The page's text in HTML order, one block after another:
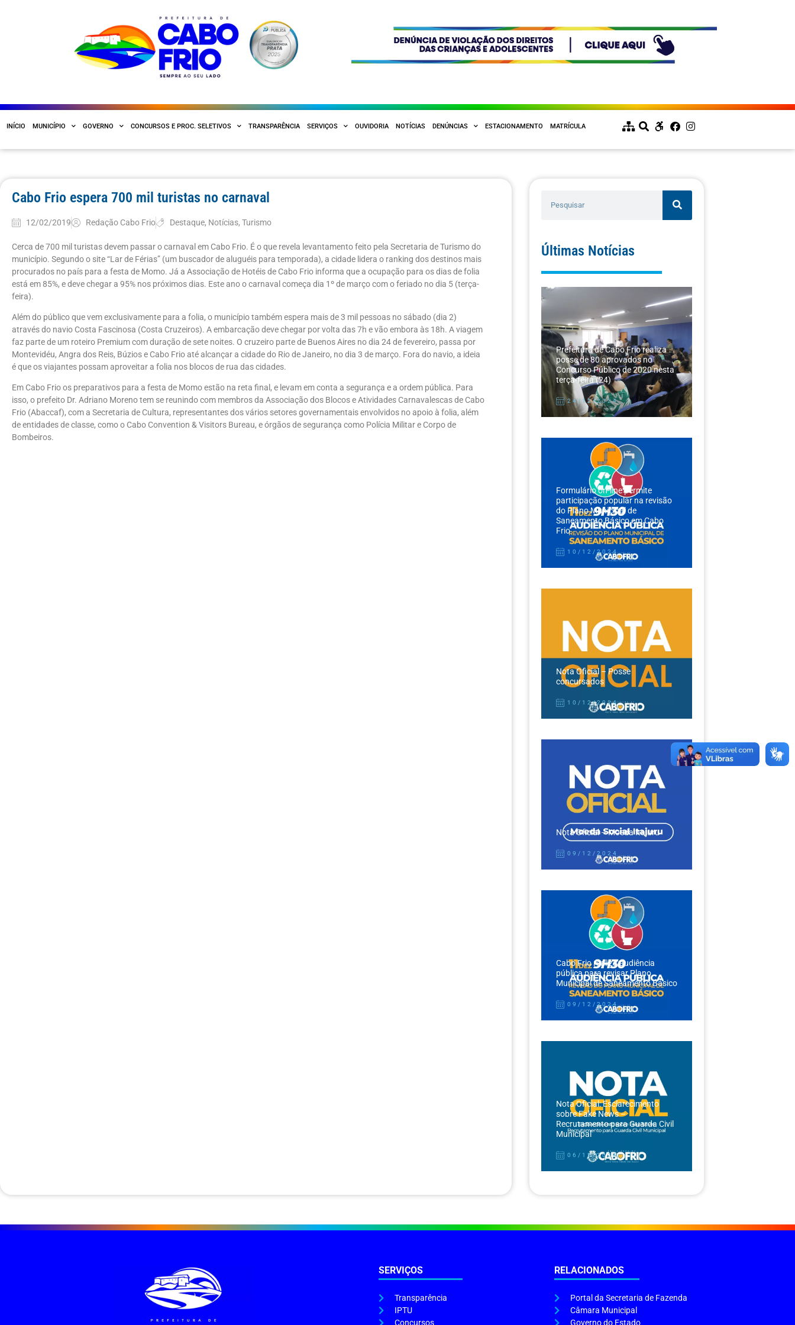
INÍCIO MUNICÍPIO GOVERNO CONCURSOS E PROC. SELETIVOS TRANSPARÊNCIA SERVIÇOS OUVIDORIA NOTÍCIAS DENÚNCIAS ESTACIONAMENTO MATRÍCULA
Cabo Frio espera 700 mil turistas no carnaval
12/02/2019 Redação Cabo Frio Destaque, Notícias,Turismo
Cerca de 700 mil turistas devem passar o carnaval em Cabo Frio. É o que revela levantamento feito pela Secretaria de Turismo do
município. Segundo o site “Lar de Férias” (um buscador de aluguéis para temporada), a cidade lidera o ranking dos destinos mais
procurados no país para a festa de Momo. Já a Associação de Hotéis de Cabo Frio informa que a ocupação para os dias de folia
está em 85%, e deve chegar a 95% nos próximos dias. Este ano o carnaval começa dia 1º de março com o feriado no dia 5 (terça-
feira).
Além do público que vem exclusivamente para a folia, o município também espera mais de 3 mil pessoas no sábado (dia 2)
através do navio Costa Fascinosa (Costa Cruzeiros). A embarcação deve chegar por volta das 7h e vão embora às 18h. A viagem
faz parte de um roteiro Premium com duração de sete noites. O cruzeiro parte de Buenos Aires no dia 24 de fevereiro, passa por
Montevidéu, Angra dos Reis, Búzios e Cabo Frio até alcançar a cidade do Rio de Janeiro, no dia 3 de março. Fora do navio, a ideia
é que os viajantes possam aproveitar a folia nos blocos de rua das cidades.
Em Cabo Frio os preparativos para a festa de Momo estão na reta final, e levam em conta a segurança e a ordem pública. Para
isso, o prefeito Dr. Adriano Moreno tem se reunindo com membros da Associação dos Blocos e Atividades Carnavalescas de Cabo
Frio (Abaccaf), com a Secretaria de Cultura, representantes dos vários setores governamentais envolvidos no apoio à folia, além
de entidades de classe, como o Cabo Convention & Visitors Bureau, e órgãos de segurança como Polícia Militar e Corpo de
Bombeiros.
Últimas Notícias
Prefeitura de Cabo Frio realiza
posse de 80 aprovados no
Concurso Público de 2020 nesta
terça-feira (24)
24/12/2024
Formulário on-line permite
participação popular na revisão
do Plano Municipal de
Saneamento Básico em Cabo
Frio
10/12/2024
Nota Oficial – Posse
concursados
10/12/2024
Nota Oficial – Moeda Itajuru
09/12/2024
Cabo Frio realiza audiência
pública para revisar Plano
Municipal de Saneamento Básico
09/12/2024
Nota Oficial: Esclarecimento
sobre Fake News –
Recrutamento para Guarda Civil
Municipal
06/12/2024
SERVIÇOS
Transparência
IPTU
Concursos
RELACIONADOS
Portal da Secretaria de Fazenda
Câmara Municipal
Governo do Estado